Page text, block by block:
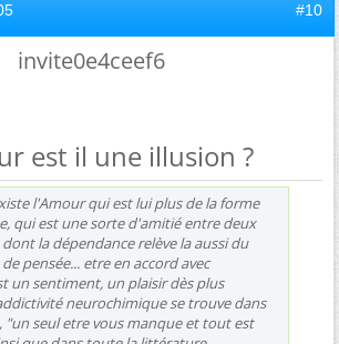
#10
invite0e4ceef6
est il une illusion ?
l'Amour qui est lui plus de la forme
qui est une sorte d'amitié entre deux
la dépendance relève la aussi du
pensée... etre en accord avec
un sentiment, un plaisir dès plus
neurochimique se trouve dans
"un seul etre vous manque et tout est